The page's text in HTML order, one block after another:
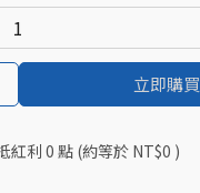
立即購買
紅利 0 點 (約等於 NT$0 )